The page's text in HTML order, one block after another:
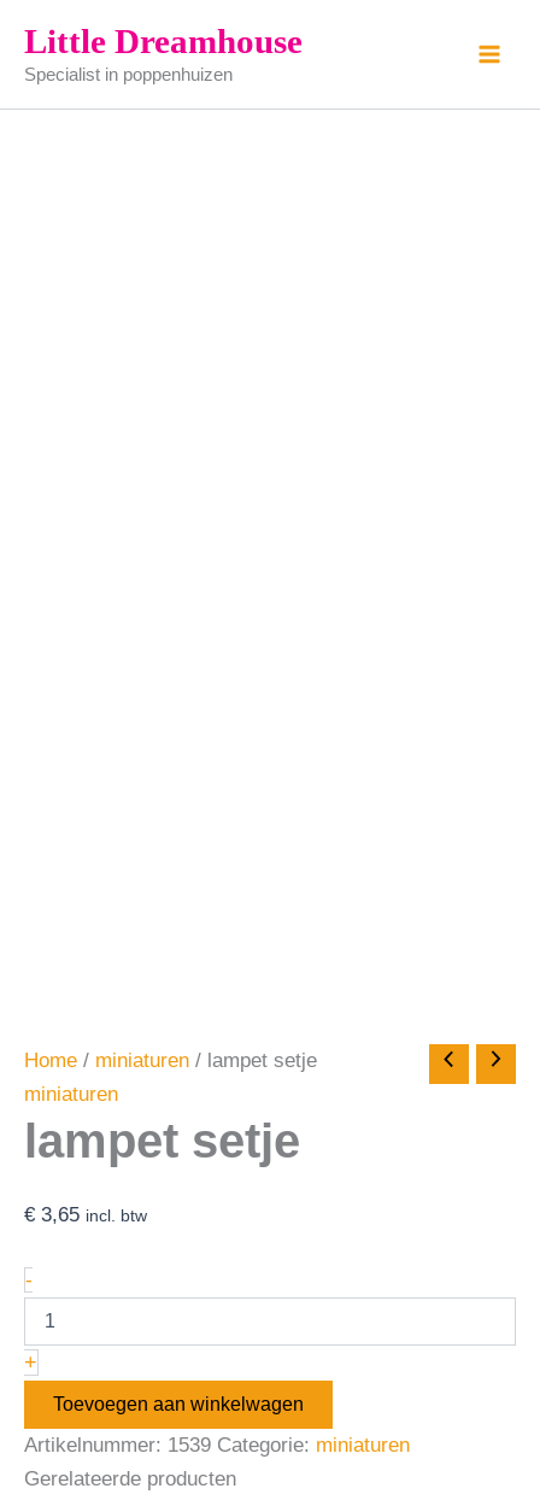
naar
inhoud
Little Dreamhouse
Specialist in poppenhuizen
Home / miniaturen / lampet setje
miniaturen
lampet setje
€ 3,65 incl. btw
-
setje
aantal
+
Toevoegen aan winkelwagen
Artikelnummer: 1539 Categorie: miniaturen
Gerelateerde producten